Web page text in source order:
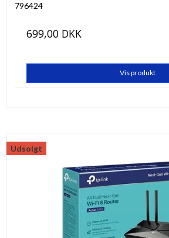
796424
699,00 DKK
Vis produkt
Udsolgt